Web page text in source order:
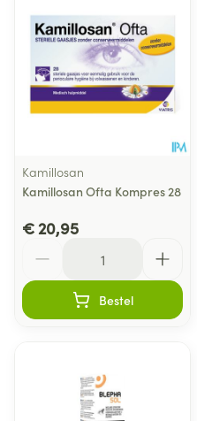
Kamillosan
Kamillosan Ofta Kompres 28
€ 20,95
Bestel